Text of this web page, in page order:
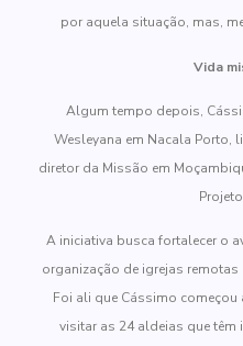
por aquela situação, mas,
Vida
Algum tempo depois,
Wesleyana em Nacala Porto,
diretor da Missão em
A iniciativa busca fortalecer o
organização de igrejas
Foi ali que Cássimo começou
visitar as 24 aldeias que